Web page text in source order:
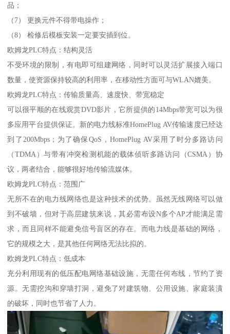
品；
（7） 更换元件不得带电操作；
（8） 检修后模板安装一定要安插到位。
欧姆龙PLC特点：结构灵活
不受环境的限制，有电即可组建网络，同时可以灵活扩展接入端口
数量，使资源保持较高的利用率，在移动性方面可与WLAN媲美。
欧姆龙PLC特点：传输质量高、速度快、带宽稳定
可以很平顺的在线观赏DVD影片，它所提供的14Mbps带宽可以为很
多应用平台提供保证。新的电力线标准HomePlug AV传输速度已经达
到了200Mbps；为了确保QoS，HomePlug AV采用了时分多路访问
（TDMA）与带有冲突检测机能的载体侦听多路访问（CSMA）协
议，两者结合，能够很好地传输流媒体。
欧姆龙PLC特点：范围广
无所不在的电力线网络也是这种技术的优势。虽然无线网络可以做
到不破墙，但对于高层建筑来说，其必需布设N多个AP才能满足需
求，而且同样不能避免信号盲区的存在。而电力线是基础的网络，
它的规模之大，是其他任何网络无法比拟的。
欧姆龙PLC特点：低成本
充分利用现有的低压配电网络基础设施，无需任何布线，节约了资
源。无需挖沟和穿墙打洞，避免了对建筑物、公用设施、家庭装潢
的破坏，同时也节省了人力。